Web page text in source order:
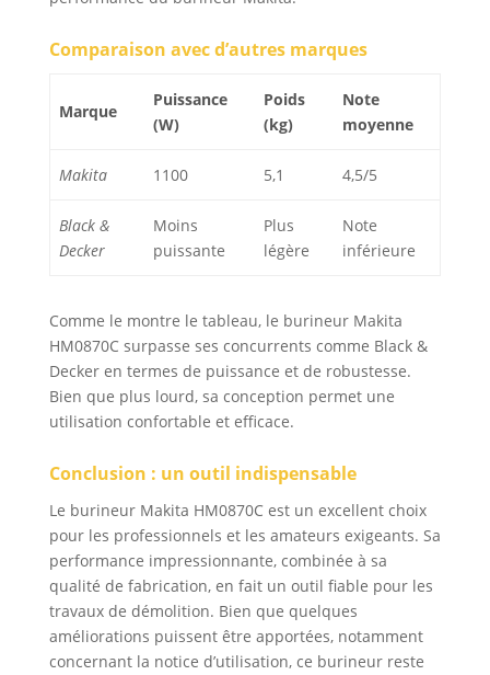
Comparaison avec d’autres marques
Marque
Puissance
(W)
Poids
(kg)
Note
moyenne
Makita 1100 5,1 4,5/5
Black &
Decker
Moins
puissante
Plus
légère
Note
inférieure
Comme le montre le tableau, le burineur Makita
HM0870C surpasse ses concurrents comme Black &
Decker en termes de puissance et de robustesse.
Bien que plus lourd, sa conception permet une
utilisation confortable et efficace.
Conclusion : un outil indispensable
Le burineur Makita HM0870C est un excellent choix
pour les professionnels et les amateurs exigeants. Sa
performance impressionnante, combinée à sa
qualité de fabrication, en fait un outil fiable pour les
travaux de démolition. Bien que quelques
améliorations puissent être apportées, notamment
concernant la notice d’utilisation, ce burineur reste